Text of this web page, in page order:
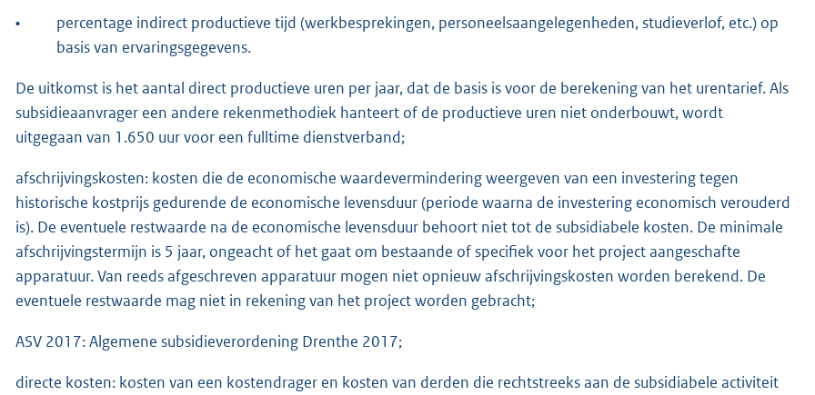
•
percentage indirect productieve tijd (werkbesprekingen, personeelsaangelegenheden, studieverlof, etc.) op
basis van ervaringsgegevens.
De uitkomst is het aantal direct productieve uren per jaar, dat de basis is voor de berekening van het urentarief. Als
subsidieaanvrager een andere rekenmethodiek hanteert of de productieve uren niet onderbouwt, wordt
uitgegaan van 1.650 uur voor een fulltime dienstverband;
afschrijvingskosten: kosten die de economische waardevermindering weergeven van een investering tegen
historische kostprijs gedurende de economische levensduur (periode waarna de investering economisch verouderd
is). De eventuele restwaarde na de economische levensduur behoort niet tot de subsidiabele kosten. De minimale
afschrijvingstermijn is 5 jaar, ongeacht of het gaat om bestaande of specifiek voor het project aangeschafte
apparatuur. Van reeds afgeschreven apparatuur mogen niet opnieuw afschrijvingskosten worden berekend. De
eventuele restwaarde mag niet in rekening van het project worden gebracht;
ASV 2017: Algemene subsidieverordening Drenthe 2017;
directe kosten: kosten van een kostendrager en kosten van derden die rechtstreeks aan de subsidiabele activiteit